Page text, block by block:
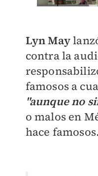
Lyn May
contra la
famosos a
"aunque no
o malos en
hace famosos.